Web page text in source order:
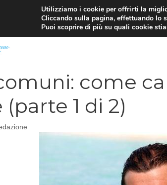
come
1 di 2)
Utilizziamo i cookie per offrirti la
Cliccando sulla pagina, effettuando lo
Puoi scoprire di più su quali cookie